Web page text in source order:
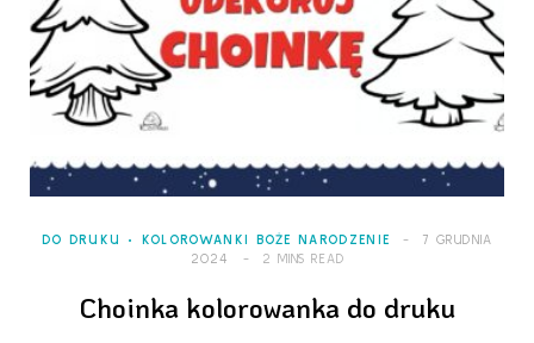
DO DRUKU KOLOROWANKI BOŻE NARODZENIE
7 GRUDNIA
2024
2 MINS READ
Choinka kolorowanka do druku